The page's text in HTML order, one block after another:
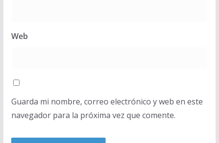
Web
Guarda mi nombre, correo electrónico y web en este
navegador para la próxima vez que comente.